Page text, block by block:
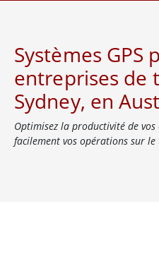
Systèmes GPS
entreprises de
Sydney, en
Optimisez la productivité de
facilement vos opérations sur